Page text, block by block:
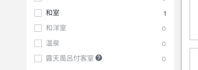
和室
1
和洋室
0
温泉
0
露天風呂付客室
0